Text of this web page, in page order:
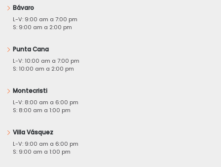
Bávaro
L-V: 9:00 am a 7:00 pm
S: 9:00 am a 2:00 pm
Punta Cana
L-V: 10:00 am a 7:00 pm
S: 10:00 am a 2:00 pm
Montecristi
L-V: 8:00 am a 6:00 pm
S: 8:00 am a 1:00 pm
Villa Vásquez
L-V: 9:00 am a 6:00 pm
S: 9:00 am a 1:00 pm